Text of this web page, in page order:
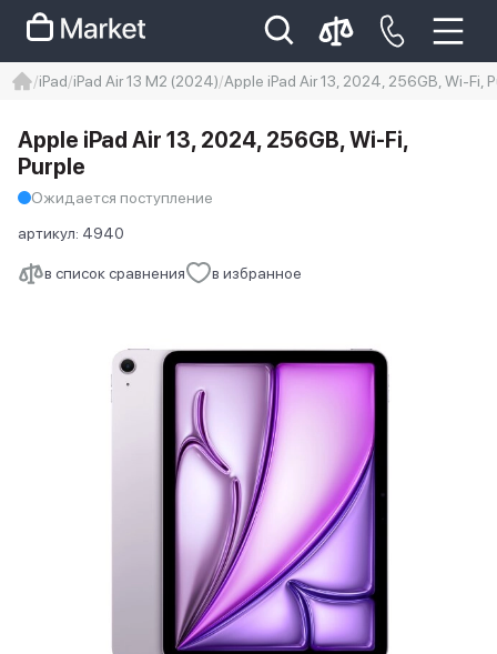
Iphone 14 pro max
айфон 14
iPad iPad Air 13 M2 (2024) Apple iPad Air 13, 2024, 256GB, Wi-Fi,
в список сравнения в избранное
Apple iPad Air 13, 2024, 256GB, Wi-Fi,
Purple
Ожидается поступление
артикул: 4940